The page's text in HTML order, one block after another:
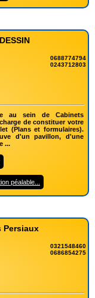
0688774794
0243712803
au sein de Cabinets
de constituer votre
(Plans et formulaires).
d'un pavillon, d'une
...
péalable...
Persiaux
0321548460
0686854275